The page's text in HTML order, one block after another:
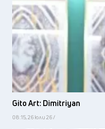
Gito Art: Dimitriyan
08:15, 26 юли 26 /